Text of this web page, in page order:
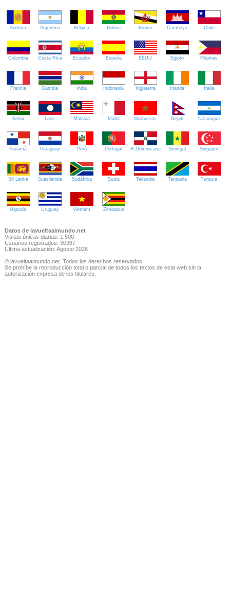
Andorra Argentina Bélgica Bolivia Brunei Camboya Chile
Colombia Costa Rica Ecuador España EEUU Egipto Filipinas
Francia Gambia India Indonesia Inglaterra Irlanda Italia
Kenia Laos Malasia Malta Marruecos Nepal Nicaragua
Panamá Paraguay Perú Portugal R.Dominicana Senegal Singapur
Sri Lanka Suazilandia Sudáfrica Suiza Tailandia Tanzania Turquía
Uganda Uruguay Vietnam Zimbabue
Datos de lavueltaalmundo.net
Visitas únicas diarias: 1.500
Usuarios registrados: 30967
Última actualización: Agosto 2026
© lavueltaalmundo.net. Todos los derechos reservados.
Se prohíbe la reproducción total o parcial de todos los textos de esta web sin la
autorización expresa de los titulares.